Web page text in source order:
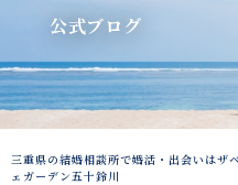
公式ブログ
三重県の結婚相談所で婚活・出会いはザ
ェガーデン五十鈴川